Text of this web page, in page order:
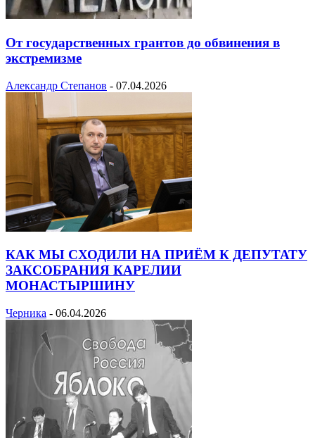
От государственных грантов до обвинения в
экстремизме
Александр Степанов - 07.04.2026
КАК МЫ СХОДИЛИ НА ПРИЁМ К ДЕПУТАТУ
ЗАКСОБРАНИЯ КАРЕЛИИ
МОНАСТЫРШИНУ
Черника - 06.04.2026